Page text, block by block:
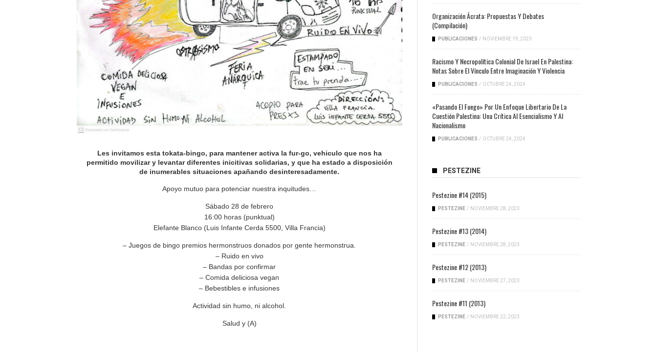
Les invitamos esta tokata-bingo, para mantener activa la fur-go, vehiculo que nos ha
permitido movilizar y levantar diferentes inicitivas solidarias, y que ha estado a disposición
de inumerables situaciones apañando desinteresadamente.
Apoyo mutuo para potenciar nuestra inquitudes…
Sábado 28 de febrero
16:00 horas (punktual)
Elefante Blanco (Luis Infante Cerda 5500, Villa Francia)
– Juegos de bingo premios hermonstruos donados por gente hermonstrua.
– Ruido en vivo
– Bandas por confirmar
– Comida deliciosa vegan
– Bebestibles e infusiones
Actividad sin humo, ni alcohol.
Salud y (A)
Organización Ácrata: Propuestas Y Debates
(compilación)
PUBLICACIONES / NOVIEMBRE 19, 2023
Racismo Y Necropolítica Colonial De Israel En Palestina:
Notas Sobre El Vínculo Entre Imaginación Y Violencia
PUBLICACIONES / OCTUBRE 24, 2024
«Pasando El Fuego» Por Un Enfoque Libertario De La
Cuestión Palestina: Una Crítica Al Esencialismo Y Al
Nacionalismo
PUBLICACIONES / OCTUBRE 24, 2024
PESTEZINE
Pestezine #14 (2015)
PESTEZINE / NOVIEMBRE 28, 2023
Pestezine #13 (2014)
PESTEZINE / NOVIEMBRE 28, 2023
Pestezine #12 (2013)
PESTEZINE / NOVIEMBRE 27, 2023
Pestezine #11 (2013)
PESTEZINE / NOVIEMBRE 22, 2023